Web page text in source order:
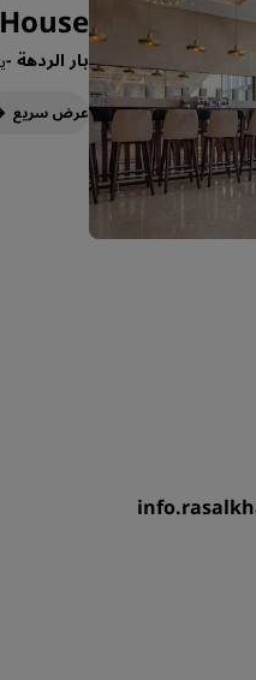
بار الردهة -
عرض سريع